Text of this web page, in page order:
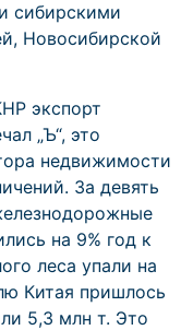
сибирскими
Новосибирской
экспорт
„Ъ“, это
недвижимости
За девять
на 9% год к
леса упали на
Китая пришлось
5,3 млн т. Это